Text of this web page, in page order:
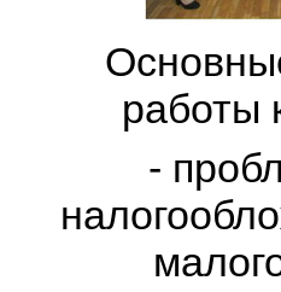
работы
-